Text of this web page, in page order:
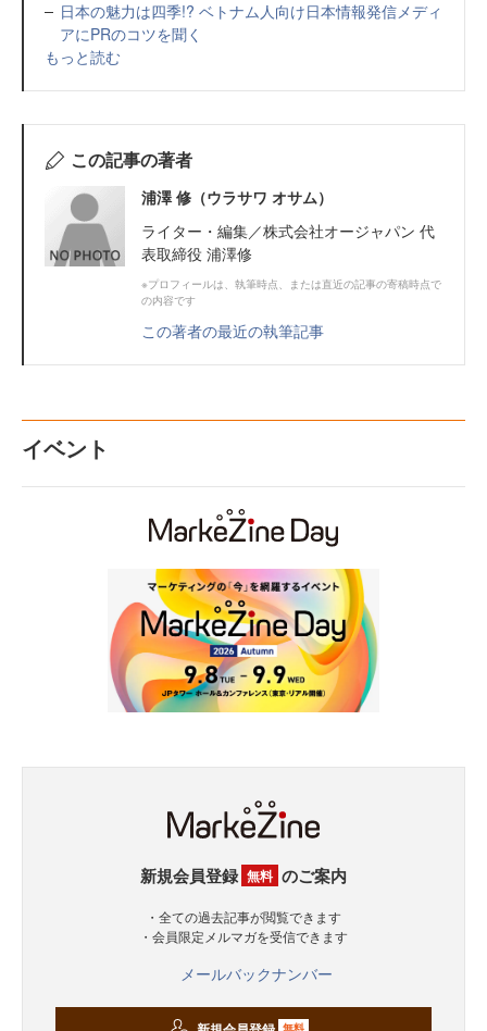
日本の魅力は四季!? ベトナム人向け日本情報発信メディ
アにPRのコツを聞く
もっと読む
この記事の著者
浦澤 修（ウラサワ オサム）
ライター・編集／株式会社オージャパン 代
表取締役 浦澤修
※プロフィールは、執筆時点、または直近の記事の寄稿時点で
の内容です
この著者の最近の執筆記事
イベント
新規会員登録 無料 のご案内
・全ての過去記事が閲覧できます
・会員限定メルマガを受信できます
メールバックナンバー